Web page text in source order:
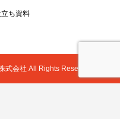
立ち資料
会社 All Rights Reserved.